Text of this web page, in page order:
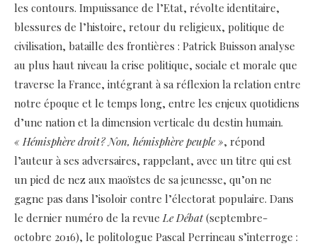
les contours. Impuissance de l’Etat, ­révolte identitaire,
blessures de l’histoire, retour du religieux, politique de
civilisation, bataille des frontières : Patrick Buisson analyse
au plus haut niveau la crise politique, sociale et morale que
traverse la France, intégrant à sa réflexion la relation entre
notre époque et le temps long, entre les enjeux quotidiens
d’une nation et la dimension verticale du destin humain.
« Hémisphère droit ? Non, hémisphère peuple », répond
l’auteur à ses adversaires, rappelant, avec un titre qui est
un pied de nez aux maoïstes de sa jeunesse, qu’on ne
gagne pas dans l’isoloir contre l’électorat populaire. Dans
le dernier numéro de la revueLe Débat(septembre-
octobre 2016), le politologue Pascal Perrineau s’interroge :